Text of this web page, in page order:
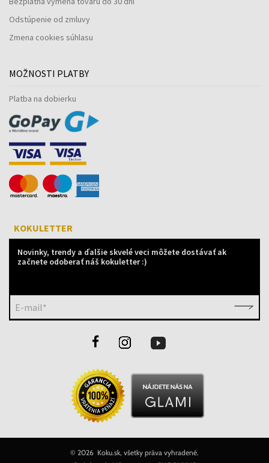
Odstúpenie od zmluvy
Zmena cookies súhlasu
MOŽNOSTI PLATBY
Platba na dobierku
KOKULETTER
Novinky, trendy a ďalšie skvelé veci môžete dostávať ak
začnete odoberať náš kokuletter :)
E-mail*
© 2026 Koku.sk, všetky práva vyhradené.